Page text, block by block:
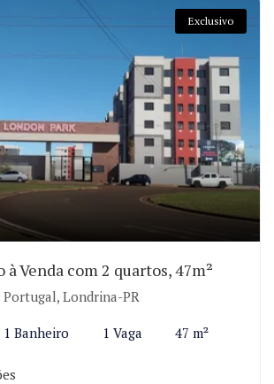
Exclusivo
Venda com 2 quartos, 47m²
Portugal, Londrina-PR
1 Banheiro 1 Vaga 47 m²